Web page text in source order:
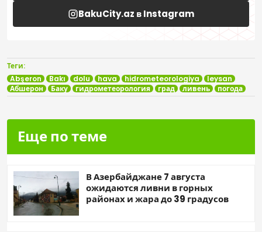
BakuCity.az в Instagram
Теги:
Abşeron
Bakı dolu hava hidrometeorologiya
leysan
Абшерон
Баку гидрометеорология град ливень погода
Еще по теме
В Азербайджане 7 августа
ожидаются ливни в горных
районах и жара до 39 градусов